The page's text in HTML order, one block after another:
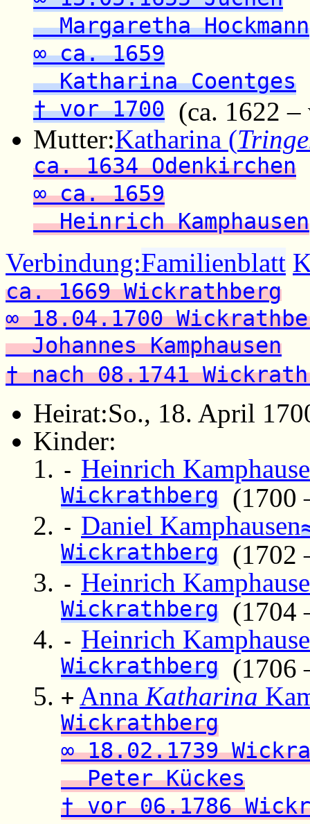
Margaretha Hockmann
∞ ca. 1659
Katharina Coentges
† vor 1700 (ca. 1622
Mutter:Katharina (
ca. 1634 Odenkirchen
∞ ca. 1659
Heinrich Kamphausen
Verbindung:Familienblatt
ca. 1669 Wickrathberg
∞ 18.04.1700
Johannes Kamphausen
† nach 08.1741
Heirat:So., 18. April
Kinder:
- Heinrich
Wickrathberg (1700
- Daniel Kamphausen
Wickrathberg (1702
- Heinrich
Wickrathberg (1704
- Heinrich
Wickrathberg (1706
+ Anna Katharina
Wickrathberg
∞ 18.02.1739
Peter Kückes
† vor 06.1786